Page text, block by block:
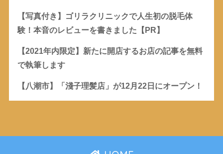
【写真付き】ゴリラクリニックで人生初の脱毛体
験！本音のレビューを書きました【PR】
【2021年内限定】新たに開店するお店の記事を無料
で執筆します
【八潮市】「淺子理髪店」が12月22日にオープン！